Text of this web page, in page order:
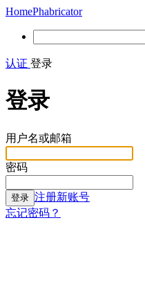
HomePhabricator
认证 登录
登录
用户名或邮箱
密码
登录 注册新账号
忘记密码？